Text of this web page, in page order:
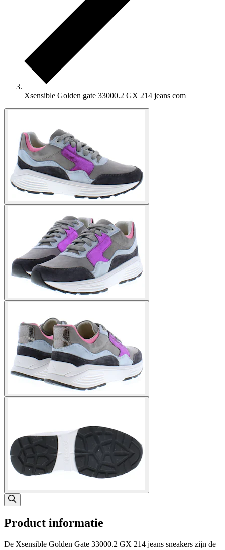
Xsensible Golden gate 33000.2 GX 214 jeans com
Product informatie
De Xsensible Golden Gate 33000.2 GX 214 jeans sneakers zijn de